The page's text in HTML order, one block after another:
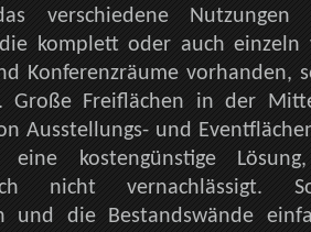
verschiedene
komplett oder auch einzeln
Konferenzräume vorhanden,
Große Freiflächen in der
Ausstellungs- und
eine kostengünstige
nicht
und die Bestandswände